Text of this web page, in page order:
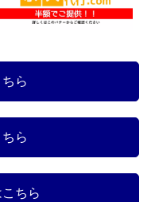
ら
ら
ちら